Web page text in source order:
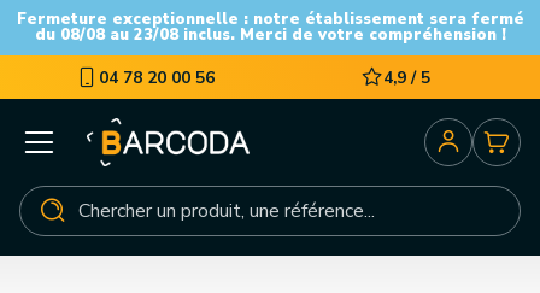
Fermeture exceptionnelle : notre établissement sera fermé
du 08/08 au 23/08 inclus. Merci de votre compréhension !
04 78 20 00 56 4,9 / 5